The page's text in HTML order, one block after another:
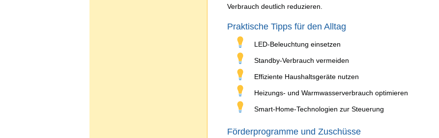
Verbrauch deutlich reduzieren.
Praktische Tipps für den Alltag
LED-Beleuchtung einsetzen
Standby-Verbrauch vermeiden
Effiziente Haushaltsgeräte nutzen
Heizungs- und Warmwasserverbrauch optimieren
Smart-Home-Technologien zur Steuerung
Förderprogramme und Zuschüsse